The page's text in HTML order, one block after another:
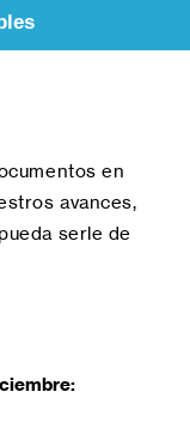
en
avances,
serle de